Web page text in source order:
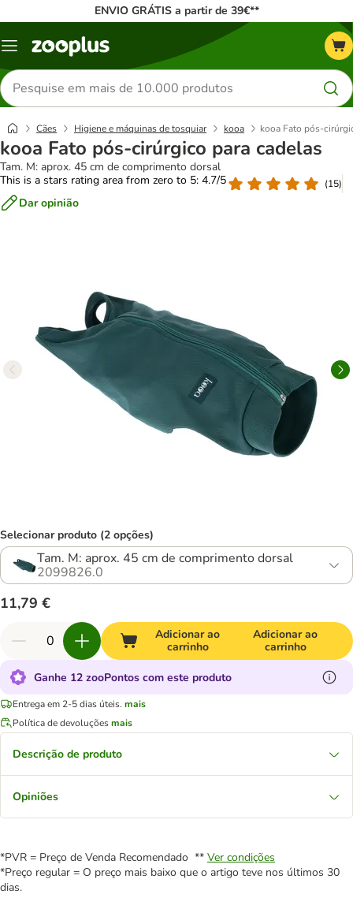
ENVIO GRÁTIS a partir de 39€**
Menu
Pesquisar
produtos
Cães Higiene e máquinas de tosquiar kooa kooa Fato pós-
kooa Fato pós-cirúrgico para cadelas
Tam. M: aprox. 45 cm de comprimento dorsal
This is a stars rating area from zero to 5: 4.7/5
(15)
Dar opinião
Selecionar produto (2 opções)
Tam. M: aprox. 45 cm de comprimento dorsal
2099826.0
11,79 €
Adicionar ao
carrinho
Adicionar ao
carrinho
Ganhe 12 zooPontos com este produto
Entrega em 2-5 dias úteis. mais
Política de devoluçõesmais
Descrição de produto
Opiniões
*PVR = Preço de Venda Recomendado ** Ver condições
*Preço regular = O preço mais baixo que o artigo teve nos últimos 30
dias.